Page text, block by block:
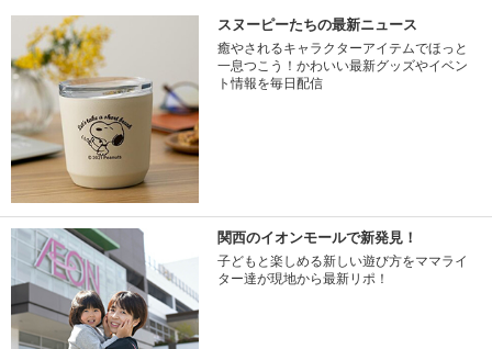
スヌーピーたちの最新ニュース
癒やされるキャラクターアイテムでほっと
一息つこう！かわいい最新グッズやイベン
ト情報を毎日配信
関西のイオンモールで新発見！
子どもと楽しめる新しい遊び方をママライ
ター達が現地から最新リポ！